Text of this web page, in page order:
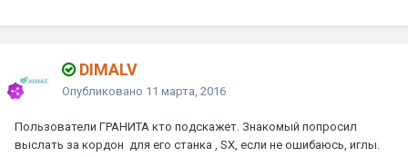
DIMALV
Опубликовано 11 марта, 2016
Пользователи ГРАНИТА кто подскажет. Знакомый попросил
выслать за кордон для его станка , SX, если не ошибаюсь, иглы.